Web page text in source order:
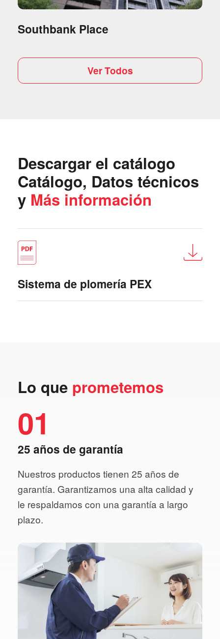
Southbank Place
Ver Todos
Descargar el catálogo
Catálogo, Datos técnicos
y Más información
Sistema de plomería PEX
Lo que prometemos
01
25 años de garantía
Nuestros productos tienen 25 años de
garantía. Garantizamos una alta calidad y
le respaldamos con una garantía a largo
plazo.